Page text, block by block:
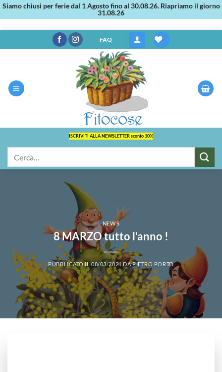
Siamo chiusi per ferie dal 1 Agosto fino al 30.08.26. Riapriamo il giorno
31.08.26
ai
FAQ
ISCRIVITI ALLA NEWSLETTER sconto 10%
NEWS
8 MARZO tutto l’anno !
PUBBLICATO IL08/03/2021DAPIETRO PORTO